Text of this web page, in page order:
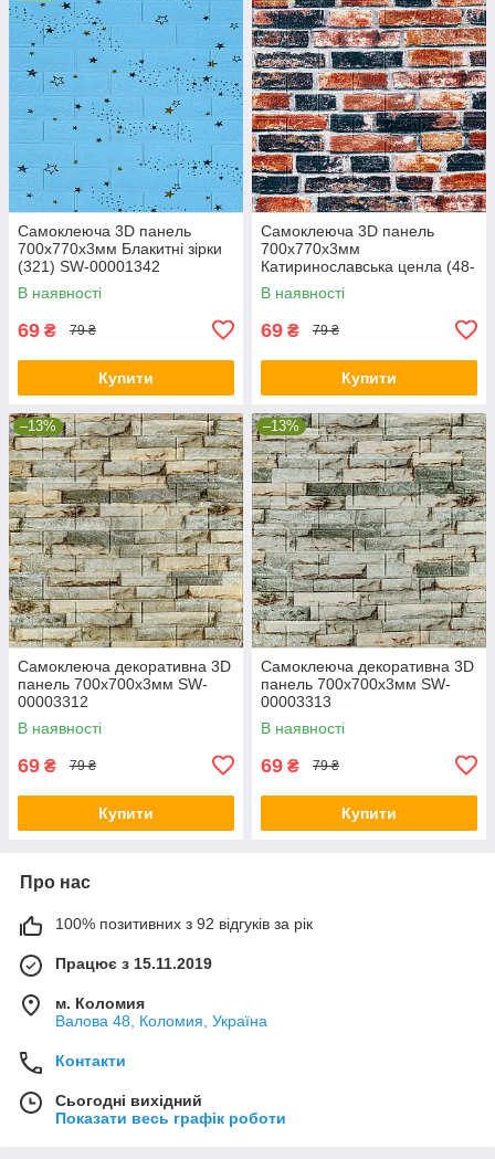
Самоклеюча 3D панель
700х770х3мм Блакитні зірки
(321) SW-00001342
В наявності
69 ₴ 79 ₴
Купити
Самоклеюча 3D панель
700х770х3мм
Катиринославська ценла (48-
3) SW-00001165
В наявності
69 ₴ 79 ₴
Купити
–13%
Самоклеюча декоративна 3D
панель 700х700х3мм SW-
00003312
В наявності
69 ₴ 79 ₴
Купити
–13%
Самоклеюча декоративна 3D
панель 700х700х3мм SW-
00003313
В наявності
69 ₴ 79 ₴
Купити
Про нас
100% позитивних з 92 відгуків за рік
Працює з 15.11.2019
м. Коломия
Валова 48, Коломия, Україна
Контакти
Сьогодні вихідний
Показати весь графік роботи